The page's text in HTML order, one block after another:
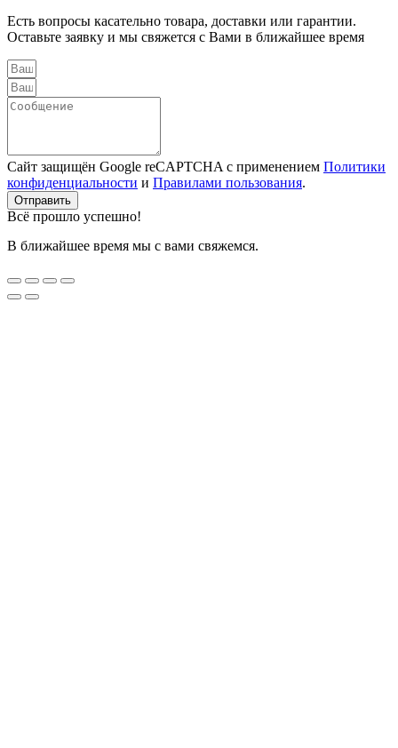
Есть вопросы касательно товара, доставки или гарантии.
Оставьте заявку и мы свяжется с Вами в ближайшее время
Сайт защищён Google reCAPTCHA с применением Политики
конфиденциальности и Правилами пользования.
Отправить
Всё прошло успешно!
В ближайшее время мы с вами свяжемся.